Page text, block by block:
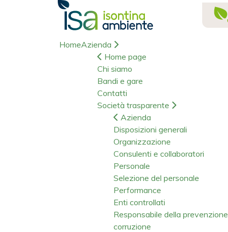
HomeAzienda
Home page
Chi siamo
Bandi e gare
Contatti
Società trasparente
Azienda
Disposizioni generali
Organizzazione
Consulenti e collaboratori
Personale
Selezione del personale
Performance
Enti controllati
Responsabile della prevenzione
corruzione